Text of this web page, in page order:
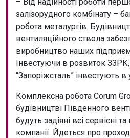
залізорудного комбінату –
робота металургів.
вентиляційного ствола
виробництво наших
Інвестуючи в розвиток ЗЗРК,
“Запоріжсталь” інвестують в
Комплексна робота Corum
будівництві Південного
будуть задіяні всі сервісні
компанії. Йдеться про